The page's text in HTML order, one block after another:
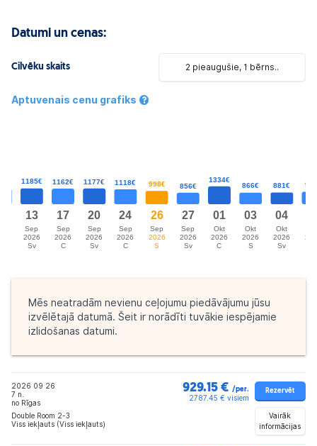
Datumi un cenas:
Cilvēku skaits 2 pieaugušie, 1 bērns..
Aptuvenais cenu grafiks
Mēs neatradām nevienu ceļojumu piedāvājumu jūsu
izvēlētajā datumā. Šeit ir norādīti tuvākie iespējamie
izlidošanas datumi.
2026 09 26
7 n.
no Rīgas
Double Room 2-3
Viss iekļauts (Viss iekļauts)
929.15 € /per.
2787.45 € visiem
Rezervēt
Vairāk
informācijas